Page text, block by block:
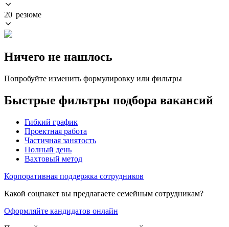
20 резюме
Ничего не нашлось
Попробуйте изменить формулировку или фильтры
Быстрые фильтры подбора вакансий
Гибкий график
Проектная работа
Частичная занятость
Полный день
Вахтовый метод
Корпоративная поддержка сотрудников
Какой соцпакет вы предлагаете семейным сотрудникам?
Оформляйте кандидатов онлайн